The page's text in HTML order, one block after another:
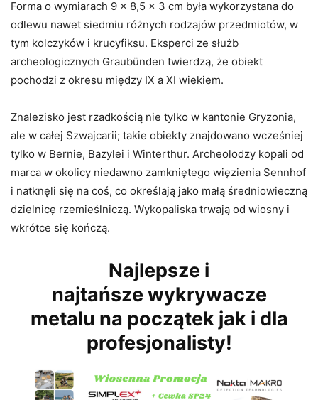
Forma o wymiarach 9 x 8,5 x 3 cm była wykorzystana do
odlewu nawet siedmiu różnych rodzajów przedmiotów, w
tym kolczyków i krucyfiksu. Eksperci ze służb
archeologicznych Graubünden twierdzą, że obiekt
pochodzi z okresu między IX a XI wiekiem.
Znalezisko jest rzadkością nie tylko w kantonie Gryzonia,
ale w całej Szwajcarii; takie obiekty znajdowano wcześniej
tylko w Bernie, Bazylei i Winterthur. Archeolodzy kopali od
marca w okolicy niedawno zamkniętego więzienia Sennhof
i natknęli się na coś, co określają jako małą średniowieczną
dzielnicę rzemieślniczą. Wykopaliska trwają od wiosny i
wkrótce się kończą.
Najlepsze i
najtańsze wykrywacze
metalu na początek jak i dla
profesjonalisty!